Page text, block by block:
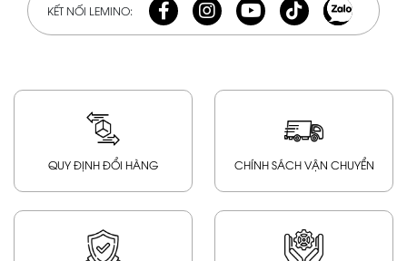
KẾT NỐI LEMINO:
QUY ĐỊNH ĐỔI HÀNG CHÍNH SÁCH VẬN CHUYỂN